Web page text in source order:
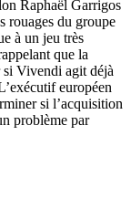
Raphaël Garrigos
rouages du groupe
à un jeu très
que la
si Vivendi agit déjà
européen
si l’acquisition
problème par